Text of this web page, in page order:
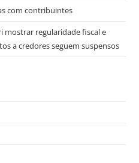
com contribuintes
mostrar regularidade fiscal e
a credores seguem suspensos